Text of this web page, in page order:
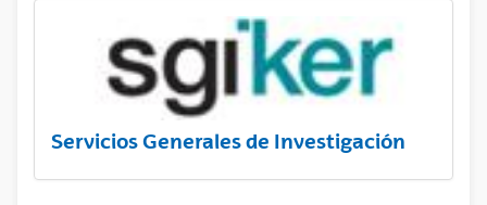
Servicios Generales de Investigación